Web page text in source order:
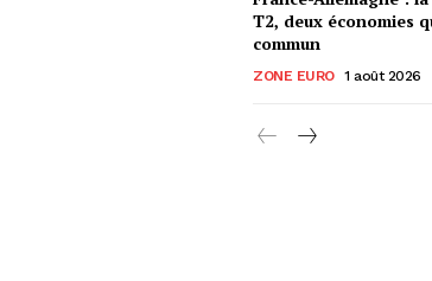
T2, deux économies
commun
ZONE EURO 1 août 2026